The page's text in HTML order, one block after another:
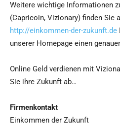
Weitere wichtige Informationen
(Capricoin, Vizionary) finden Sie
http://einkommen-der-zukunft.de
unserer Homepage einen
Online Geld verdienen mit
Sie ihre Zukunft ab…
Firmenkontakt
Einkommen der Zukunft